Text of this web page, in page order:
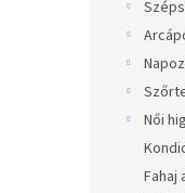
Női
Fahaj